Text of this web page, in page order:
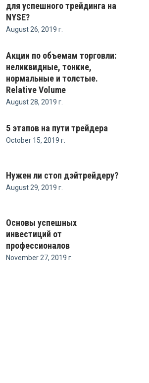
для успешного трейдинга на
NYSE?
August 26, 2019 г.
Акции по объемам торговли:
неликвидные, тонкие,
нормальные и толстые.
Relative Volume
August 28, 2019 г.
5 этапов на пути трейдера
October 15, 2019 г.
Нужен ли стоп дэйтрейдеру?
August 29, 2019 г.
Основы успешных
инвестиций от
профессионалов
November 27, 2019 г.